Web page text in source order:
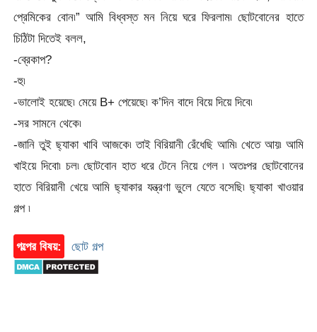
প্রেমিকের বোন৷” আমি বিধ্বস্ত মন নিয়ে ঘরে ফিরলাম৷ ছোটবোনের হাতে
চিঠিটা দিতেই বলল,
-ব্রেকাপ?
-হু৷
-ভালোই হয়েছে৷ মেয়ে B+ পেয়েছে৷ ক’দিন বাদে বিয়ে দিয়ে দিবে৷
-সর সামনে থেকে৷
-জানি তুই ছ্যাকা খাবি আজকে৷ তাই বিরিয়ানী রেঁধেছি আমি৷ খেতে আয়৷ আমি
খাইয়ে দিবো৷ চল৷ ছোটবোন হাত ধরে টেনে নিয়ে গেল ৷ অতঃপর ছোটবোনের
হাতে বিরিয়ানী খেয়ে আমি ছ্যাকার যন্ত্রণা ভুলে যেতে বসেছি৷ ছ্যাকা খাওয়ার
গল্প ৷
গল্পের বিষয়: ছোট গল্প